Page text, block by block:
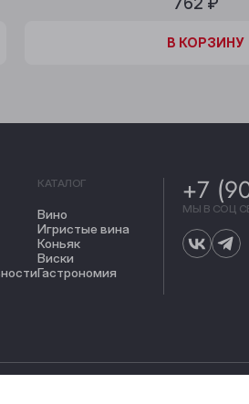
В КОРЗИНУ
В КОРЗИНЕ
КАТАЛОГ
Вино
Игристые вина
Коньяк
Виски
Гастрономия
+7
МЫ В СОЦ